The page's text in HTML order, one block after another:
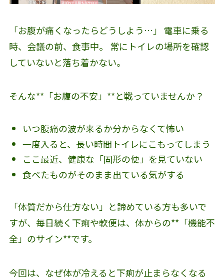
「お腹が痛くなったらどうしよう…」 電車に乗る
時、会議の前、食事中。 常にトイレの場所を確認
していないと落ち着かない。
そんな**「お腹の不安」**と戦っていませんか？
いつ腹痛の波が来るか分からなくて怖い
一度入ると、長い時間トイレにこもってしまう
ここ最近、健康な「固形の便」を見ていない
食べたものがそのまま出ている気がする
「体質だから仕方ない」と諦めている方も多いで
すが、毎日続く下痢や軟便は、体からの**「機能不
全」のサイン**です。
今回は、なぜ体が冷えると下痢が止まらなくなる